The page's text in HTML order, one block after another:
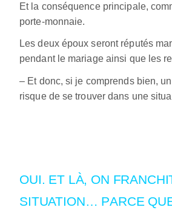
Et la conséquence principale,
porte-monnaie.
Les deux époux seront réputés
pendant le mariage ainsi que les
– Et donc, si je comprends bien,
risque de se trouver dans une
Oui. Et là, on
situation… Parce